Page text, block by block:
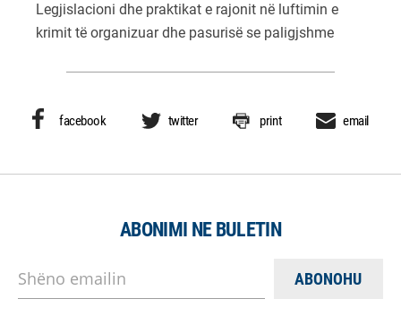
Legjislacioni dhe praktikat e rajonit në luftimin e
krimit të organizuar dhe pasurisë se paligjshme
facebook twitter print email
ABONIMI NE BULETIN
Shëno emailin